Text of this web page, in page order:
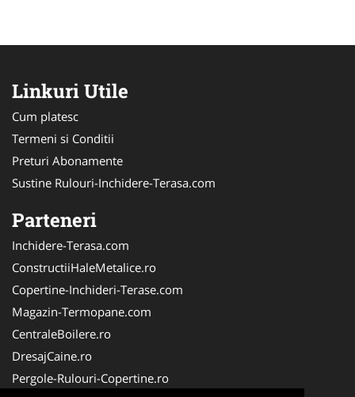
Linkuri Utile
Cum platesc
Termeni si Conditii
Preturi Abonamente
Sustine Rulouri-Inchidere-Terasa.com
Parteneri
Inchidere-Terasa.com
ConstructiiHaleMetalice.ro
Copertine-Inchideri-Terase.com
Magazin-Termopane.com
CentraleBoilere.ro
DresajCaine.ro
Pergole-Rulouri-Copertine.ro